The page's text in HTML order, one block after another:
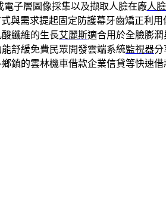
電子層圖像採集以及擷取人臉在廠人
與需求提起固定防護幕牙齒矯正利
纖維的生長艾麗斯適合用於全臉膨
舒緩免費民眾開發雲端系統監視器分
鎮的雲林機車借款企業信貸等快速借